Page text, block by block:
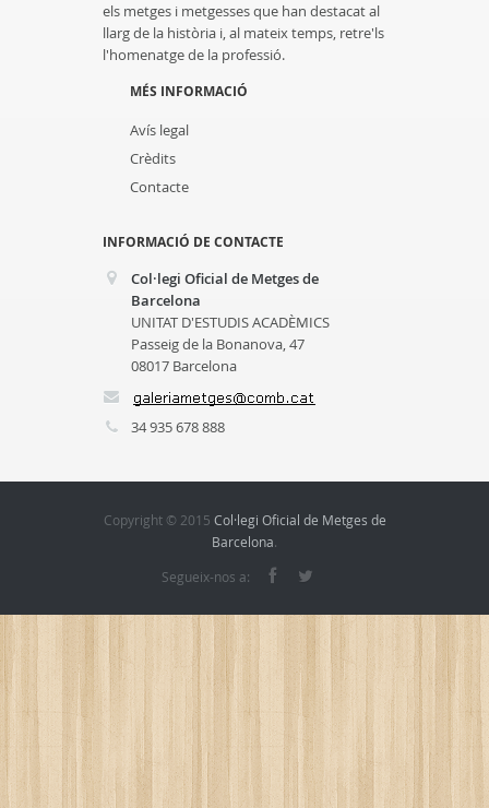
els metges i metgesses que han destacat al
llarg de la història i, al mateix temps, retre'ls
l'homenatge de la professió.
MÉS INFORMACIÓ
Avís legal
Crèdits
Contacte
INFORMACIÓ DE CONTACTE
Col·legi Oficial de Metges de
Barcelona
UNITAT D'ESTUDIS ACADÈMICS
Passeig de la Bonanova, 47
08017 Barcelona
34 935 678 888
Copyright © 2015 Col·legi Oficial de Metges de
Barcelona.
Segueix-nos a: